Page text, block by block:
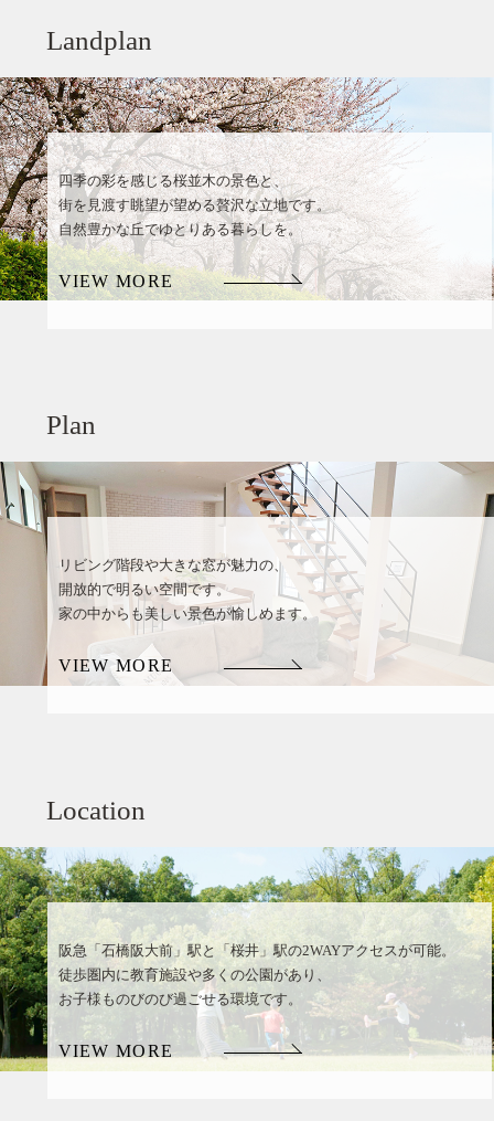
Landplan
四季の彩を感じる桜並木の景色と、
街を見渡す眺望が望める贅沢な立地です。
自然豊かな丘でゆとりある暮らしを。
VIEW MORE
Plan
リビング階段や大きな窓が魅力の、
開放的で明るい空間です。
家の中からも美しい景色が愉しめます。
VIEW MORE
Location
阪急「石橋阪大前」駅と「桜井」駅の2WAYアクセスが可能。
徒歩圏内に教育施設や多くの公園があり、
お子様ものびのび過ごせる環境です。
VIEW MORE